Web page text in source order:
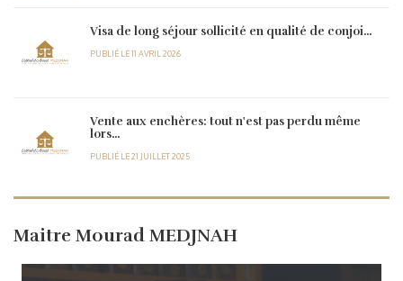
Visa de long séjour sollicité en qualité de conjoi...
PUBLIÉ LE 11 AVRIL 2026
Vente aux enchères: tout n'est pas perdu même
lors...
PUBLIÉ LE 21 JUILLET 2025
Maitre Mourad MEDJNAH